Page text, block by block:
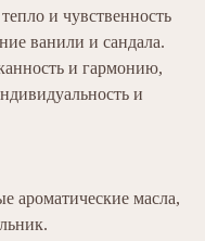
и чувственность
ванили и сандала.
и гармонию,
и
ароматические масла,